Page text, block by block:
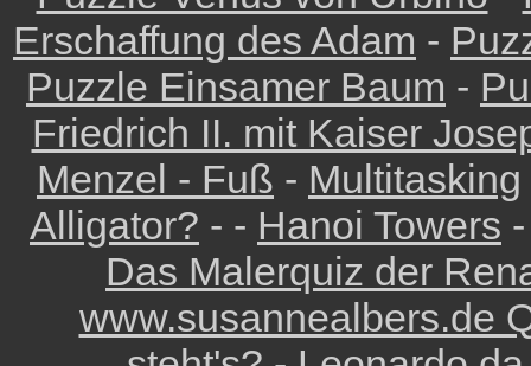
Erschaffung des Adam -
Puzzle Einsamer Baum -
Friedrich II. mit Kaiser
Menzel - Fuß - Multitasking
Alligator? - - Hanoi Towers
Das Malerquiz der
www.susannealbers.de